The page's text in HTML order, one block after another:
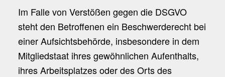
Im Falle von Verstößen gegen die DSGVO
steht den Betroffenen ein Beschwerderecht bei
einer Aufsichtsbehörde, insbesondere in dem
Mitgliedstaat ihres gewöhnlichen Aufenthalts,
ihres Arbeitsplatzes oder des Orts des